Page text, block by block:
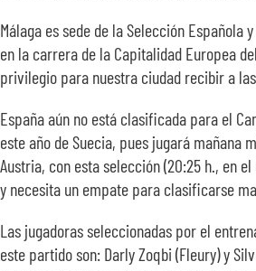
Málaga es sede de la Selección Española
en la carrera de la Capitalidad Europea
privilegio para nuestra ciudad recibir a las
España aún no está clasificada para el
este año de Suecia, pues jugará mañana
Austria, con esta selección (20:25 h., en
y necesita un empate para clasificarse
Las jugadoras seleccionadas por el
este partido son: Darly Zoqbi (Fleury) y